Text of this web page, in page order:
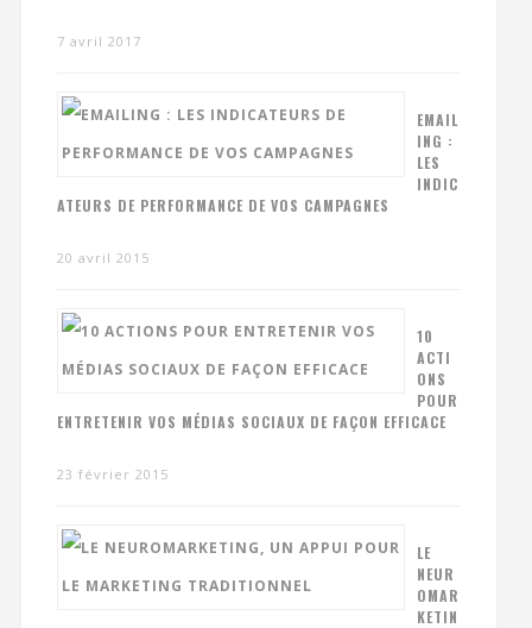
7 avril 2017
EMAIL
ING :
LES
INDIC
ATEURS DE PERFORMANCE DE VOS CAMPAGNES
20 avril 2015
10
ACTI
ONS
POUR
ENTRETENIR VOS MÉDIAS SOCIAUX DE FAÇON EFFICACE
23 février 2015
LE
NEUR
OMAR
KETIN